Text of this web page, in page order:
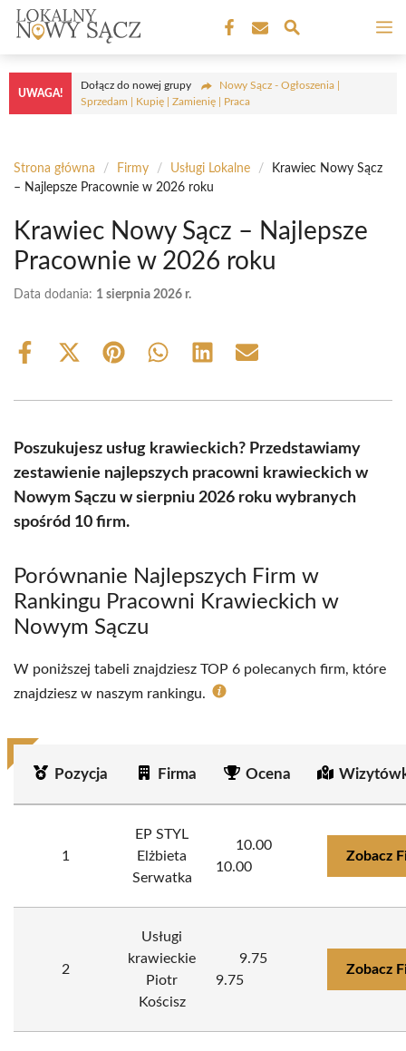
Przejdź
treści
UWAGA!
Dołącz do nowej grupy
Nowy Sącz - Ogłoszenia |
Sprzedam | Kupię | Zamienię | Praca
Strona główna / Firmy / Usługi Lokalne /
Krawiec Nowy Sącz
– Najlepsze Pracownie w 2026 roku
Krawiec Nowy Sącz – Najlepsze
Pracownie w 2026 roku
Data dodania: 1 sierpnia 2026 r.
Share
Share
(Twitter)
Share Share Share Share
Poszukujesz usług krawieckich? Przedstawiamy
zestawienie najlepszych pracowni krawieckich w
Nowym Sączu w sierpniu 2026 roku wybranych
spośród 10 firm.
Porównanie Najlepszych Firm w
Rankingu Pracowni Krawieckich w
Nowym Sączu
W poniższej tabeli znajdziesz TOP 6 polecanych firm, które
znajdziesz w naszym rankingu.
Pozycja Firma Ocena
1
EP STYL
Elżbieta
Serwatka
10.00
10.00
Zobacz
2
Usługi
krawieckie
Piotr
Kościsz
9.75
9.75
Zobacz